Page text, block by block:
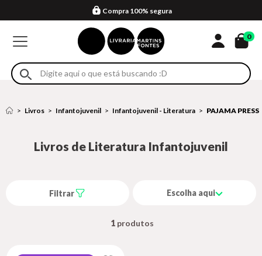
Formas de entrega
Compra 100% segura
Em até 4x sem juros no cartão*
Retire na loja
Eventos
0
Livros Infantojuvenil Infantojuvenil - Literatura PAJAMA PRESS
Livros de Literatura Infantojuvenil
Filtrar Escolha aqui
1